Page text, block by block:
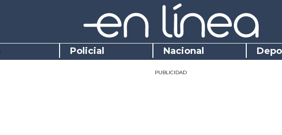
Policial Nacional
PUBLICIDAD